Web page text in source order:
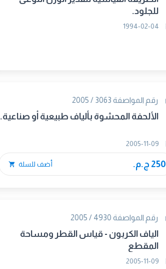
للجلود.
رقم المواصفة 3063 / 2005
الألحفة المحشوة بألياف طبيعية أو صناعية.
250 ج.م. أضف للسلة
رقم المواصفة 4930 / 2005
الياف الكربون - قياس القطر ومساحة
المقطع